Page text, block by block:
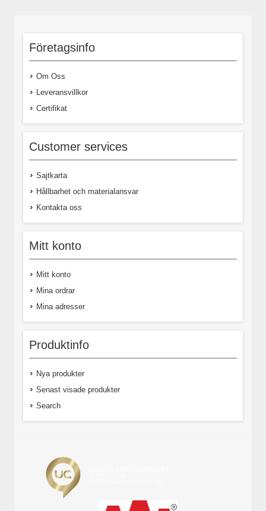
Företagsinfo
Om Oss
Leveransvillkor
Certifikat
Customer services
Sajtkarta
Hållbarhet och materialansvar
Kontakta oss
Mitt konto
Mitt konto
Mina ordrar
Mina adresser
Produktinfo
Nya produkter
Senast visade produkter
Search